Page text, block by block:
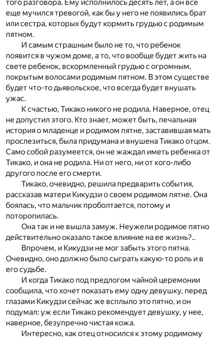
того разговора. Ему исполнилось десять лет, а он все
еще мучился тревогой, как бы у него не появились брат
или сестра, которых будут кормить грудью с родимым
пятном.
И самым страшным было не то, что ребенок
появится в чужом доме, а то, что вообще будет жить на
свете ребенок, вскормленный грудью с огромным,
покрытым волосами родимым пятном. В этом существе
будет что-то дьявольское, что всегда будет внушать
ужас.
К счастью, Тикако никого не родила. Наверное, отец
не допустил этого. Кто знает, может быть, печальная
история о младенце и родимом пятне, заставившая мать
прослезиться, была придумана и внушена Тикако отцом.
Само собой разумеется, он не жаждал иметь ребенка от
Тикако, и она не родила. Ни от него, ни от кого-либо
другого после его смерти.
Тикако, очевидно, решила предварить события,
рассказав матери Кикудзи о своем родимом пятне. Она
боялась, что мальчик проболтается, потому и
поторопилась.
Она так и не вышла замуж. Неужели родимое пятно
действительно оказало такое влияние на ее жизнь?..
Впрочем, и Кикудзи не мог забыть этого пятна.
Очевидно, оно должно было сыграть какую-то роль и в
его судьбе.
И когда Тикако под предлогом чайной церемонии
сообщила, что хочет показать ему одну девушку, перед
глазами Кикудзи сейчас же всплыло это пятно, и он
подумал: уж если Тикако рекомендует девушку, у нее,
наверное, безупречно чистая кожа.
Интересно, как отец относился к этому родимому